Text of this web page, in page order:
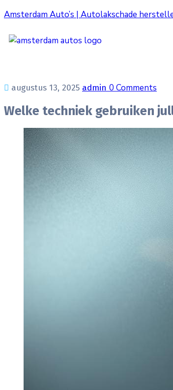
Amsterdam Auto’s | Autolakschade
augustus 13, 2025 admin 0 Comments
Welke techniek gebruiken